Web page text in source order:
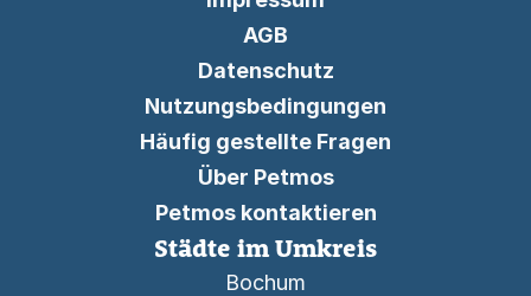
AGB
Datenschutz
Nutzungsbedingungen
Häufig gestellte Fragen
Über Petmos
Petmos kontaktieren
Städte im Umkreis
Bochum